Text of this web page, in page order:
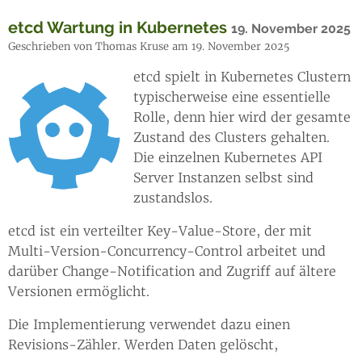
etcd Wartung in Kubernetes 19. November 2025
Geschrieben von Thomas Kruse am 19. November 2025
etcd spielt in Kubernetes Clustern
typischerweise eine essentielle
Rolle, denn hier wird der gesamte
Zustand des Clusters gehalten.
Die einzelnen Kubernetes API
Server Instanzen selbst sind
zustandslos.
etcd ist ein verteilter Key-Value-Store, der mit
Multi-Version-Concurrency-Control arbeitet und
darüber Change-Notification and Zugriff auf ältere
Versionen ermöglicht.
Die Implementierung verwendet dazu einen
Revisions-Zähler. Werden Daten gelöscht,